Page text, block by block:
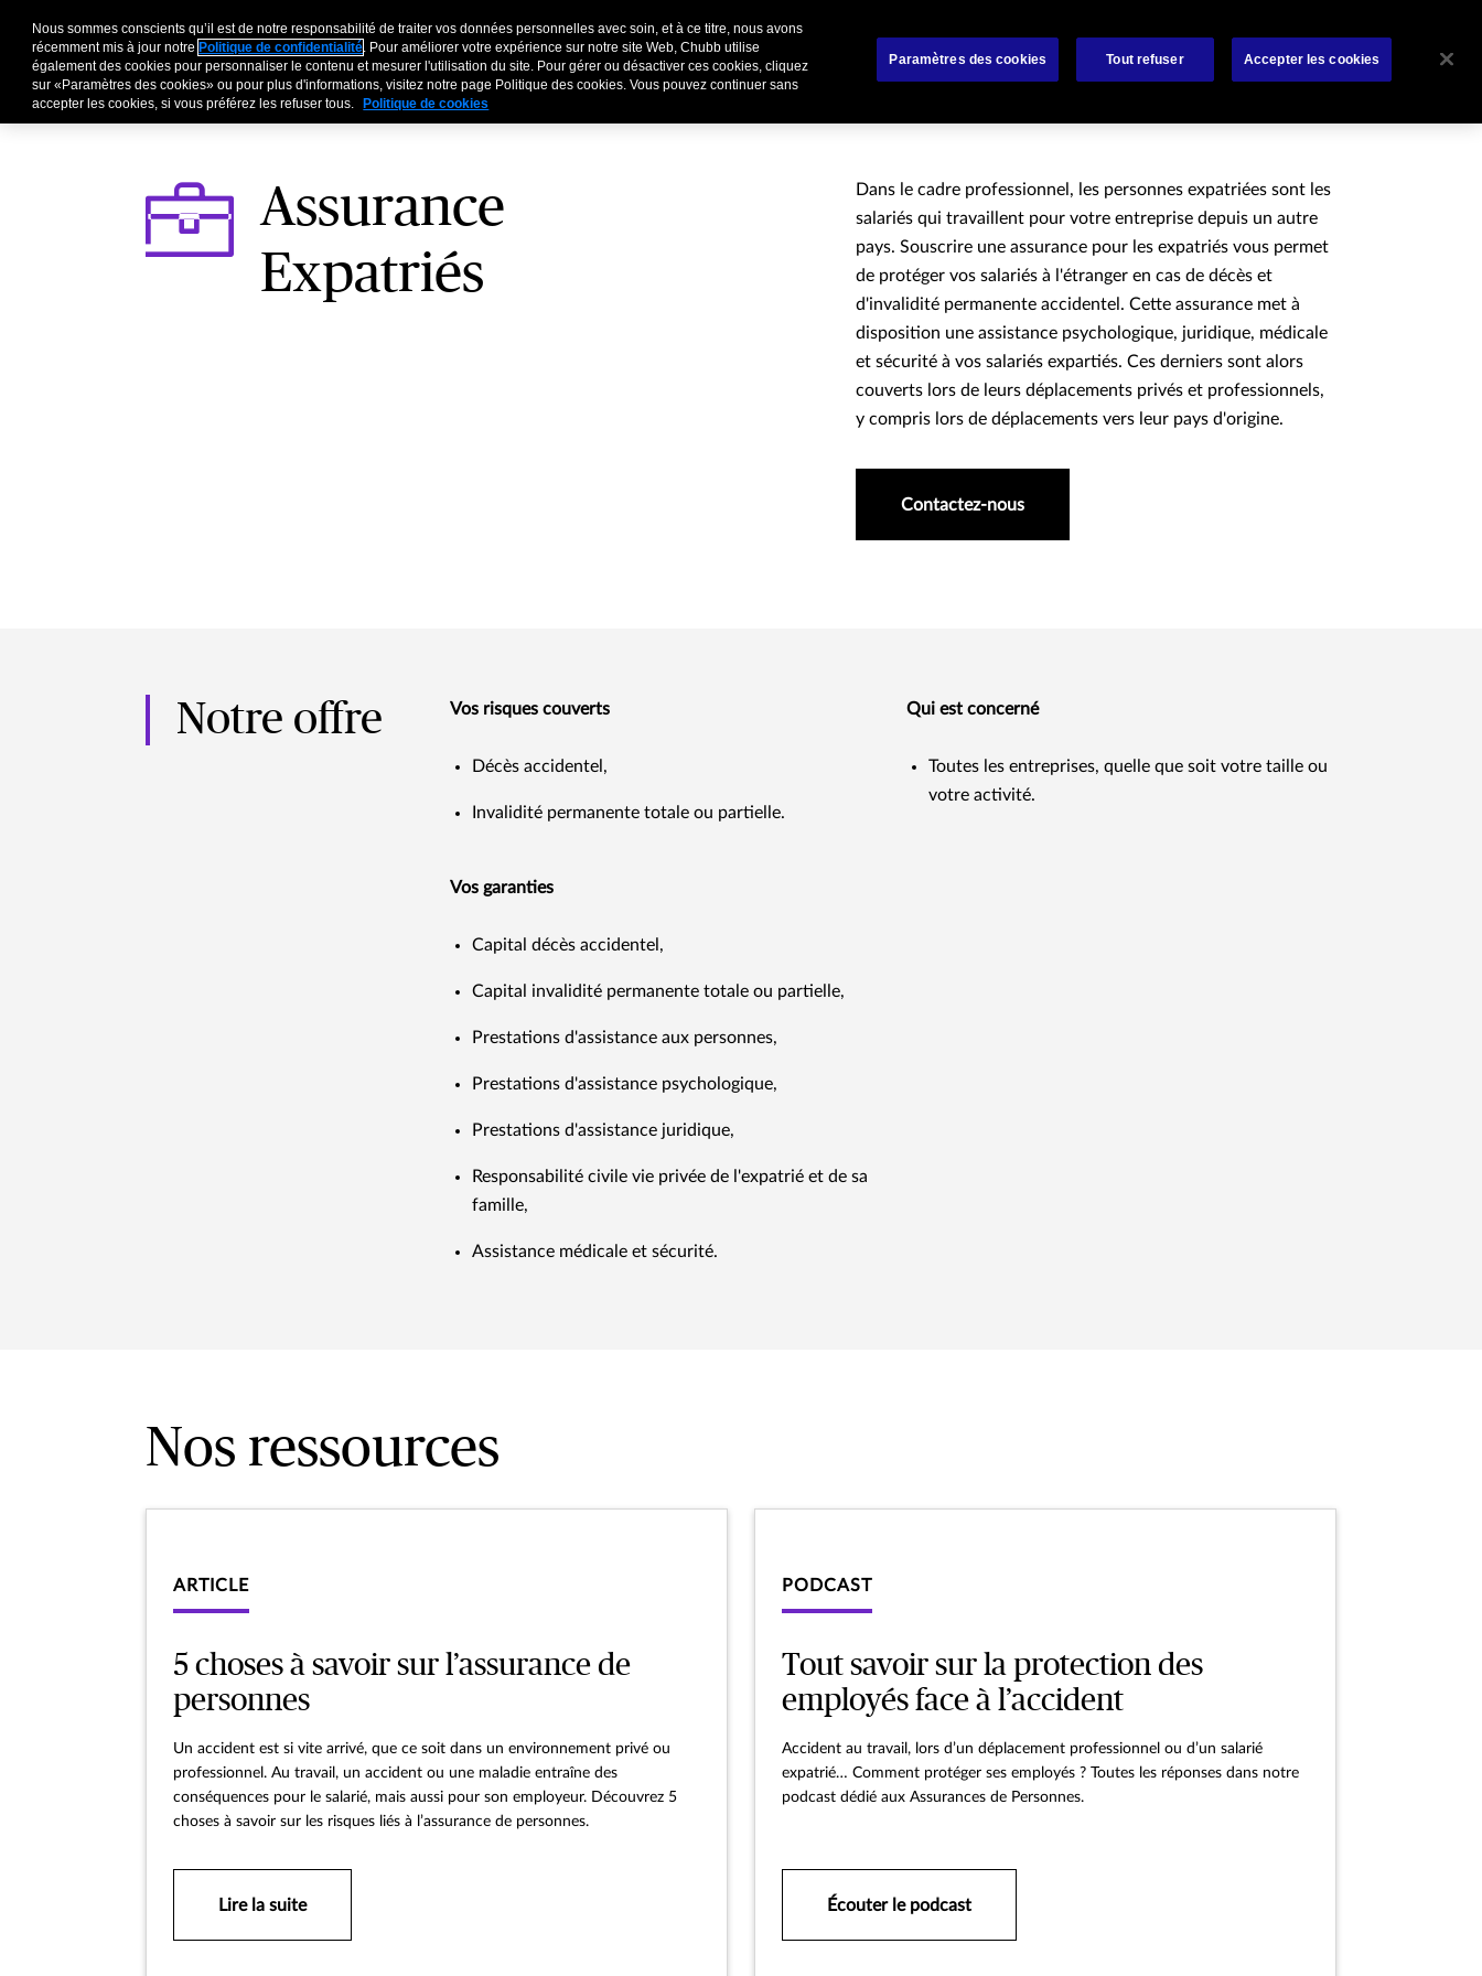
EntreprisesParticuliersAffinitaire Renoncer / Résilier votre contratBibliothèqueÀ propos de nousContactez-nous
Assurance
Expatriés
Dans le cadre professionnel, les personnes expatriées sont les
salariés qui travaillent pour votre entreprise depuis un autre
pays. Souscrire une assurance pour les expatriés vous permet
de protéger vos salariés à l'étranger en cas de décès et
d'invalidité permanente accidentel. Cette assurance met à
disposition une assistance psychologique, juridique, médicale
et sécurité à vos salariés expartiés. Ces derniers sont alors
couverts lors de leurs déplacements privés et professionnels,
y compris lors de déplacements vers leur pays d'origine.
Contactez-nous
Notre offre Vos risques couverts
Décès accidentel,
Invalidité permanente totale ou partielle.
Vos garanties
Capital décès accidentel,
Capital invalidité permanente totale ou partielle,
Prestations d'assistance aux personnes,
Prestations d'assistance psychologique,
Prestations d'assistance juridique,
Responsabilité civile vie privée de l'expatrié et de sa
famille,
Assistance médicale et sécurité.
Qui est concerné
Toutes les entreprises, quelle que soit votre taille ou
votre activité.
Nos ressources
ARTICLE
5 choses à savoir sur l’assurance de
personnes
Un accident est si vite arrivé, que ce soit dans un environnement privé ou
professionnel. Au travail, un accident ou une maladie entraîne des
conséquences pour le salarié, mais aussi pour son employeur. Découvrez 5
choses à savoir sur les risques liés à l’assurance de personnes.
Lire la suite
PODCAST
Tout savoir sur la protection des
employés face à l’accident
Accident au travail, lors d’un déplacement professionnel ou d’un salarié
expatrié… Comment protéger ses employés ? Toutes les réponses dans notre
podcast dédié aux Assurances de Personnes.
Écouter le podcast
Nous sommes conscients qu’il est de notre responsabilité de traiter vos données personnelles avec soin, et à ce titre, nous avons
récemment mis à jour notre Politique de confidentialité. Pour améliorer votre expérience sur notre site Web, Chubb utilise
également des cookies pour personnaliser le contenu et mesurer l'utilisation du site. Pour gérer ou désactiver ces cookies, cliquez
sur «Paramètres des cookies» ou pour plus d'informations, visitez notre page Politique des cookies. Vous pouvez continuer sans
accepter les cookies, si vous préférez les refuser tous.
Politique de cookies
Paramètres des cookies Tout refuser Accepter les cookies